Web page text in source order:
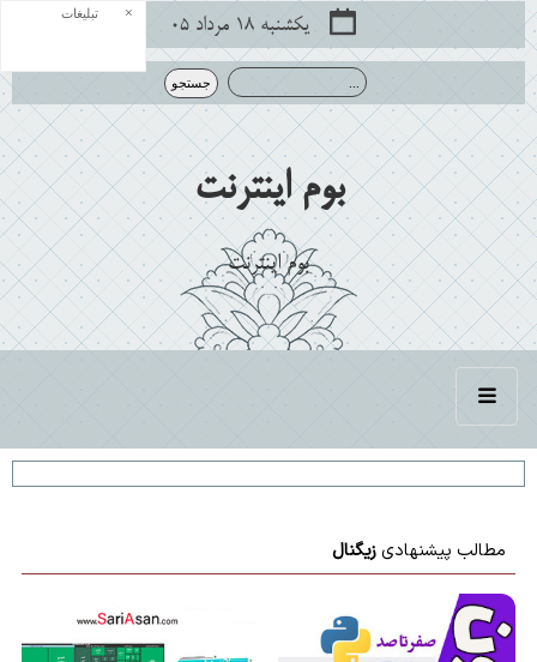
یکشنبه ۱۸ مرداد ۰۵
بوم اينترنت
بوم اينترنت
تبلیغات ×